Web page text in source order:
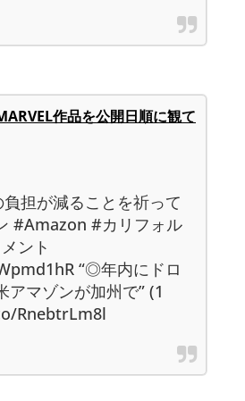
作品を公開日順に観て
担が減ることを祈って
#Amazon #カリフォル
ント
“◎年内にドロ
アマゾンが加州で” (1
RnebtrLm8l